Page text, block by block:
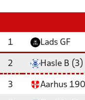
1 Lads GF
2 Hasle B (3)
3 Aarhus